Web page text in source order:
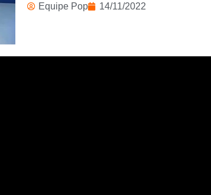
Equipe Pop 14/11/2022